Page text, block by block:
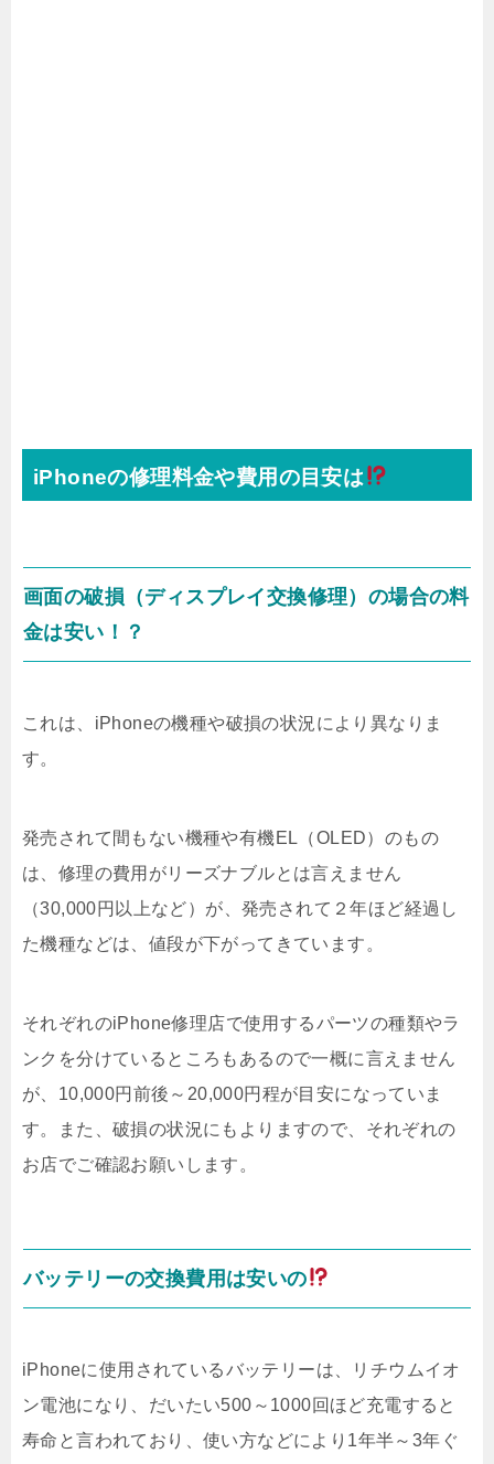
iPhoneの修理料金や費用の目安は
画面の破損（ディスプレイ交換修理）の場合の料
金は安い！？
これは、iPhoneの機種や破損の状況により異なりま
す。
発売されて間もない機種や有機EL（OLED）のもの
は、修理の費用がリーズナブルとは言えません
（30,000円以上など）が、発売されて２年ほど経過し
た機種などは、値段が下がってきています。
それぞれのiPhone修理店で使用するパーツの種類やラ
ンクを分けているところもあるので一概に言えません
が、10,000円前後～20,000円程が目安になっていま
す。また、破損の状況にもよりますので、それぞれの
お店でご確認お願いします。
バッテリーの交換費用は安いの
iPhoneに使用されているバッテリーは、リチウムイオ
ン電池になり、だいたい500～1000回ほど充電すると
寿命と言われており、使い方などにより1年半～3年ぐ